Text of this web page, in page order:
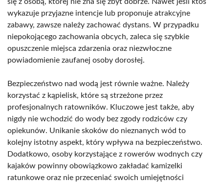
wykazuje przyjazne intencje lub proponuje atrakcyjne
zabawy, zawsze należy zachować dystans. W przypadku
niepokojącego zachowania obcych, zaleca się szybkie
opuszczenie miejsca zdarzenia oraz niezwłoczne
powiadomienie zaufanej osoby dorosłej.
Bezpieczeństwo nad wodą jest równie ważne. Należy
korzystać z kąpielisk, które są strzeżone przez
profesjonalnych ratowników. Kluczowe jest także, aby
nigdy nie wchodzić do wody bez zgody rodziców czy
opiekunów. Unikanie skoków do nieznanych wód to
kolejny istotny aspekt, który wpływa na bezpieczeństwo.
Dodatkowo, osoby korzystające z rowerów wodnych czy
kajaków powinny obowiązkowo zakładać kamizelki
ratunkowe oraz nie przeceniać swoich umiejętności